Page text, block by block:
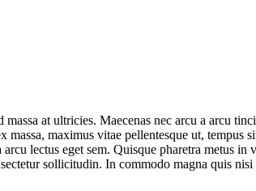
at ultricies. Maecenas nec arcu a arcu
massa, maximus vitae pellentesque ut,
lectus eget sem. Quisque pharetra metus
sollicitudin. In commodo magna quis